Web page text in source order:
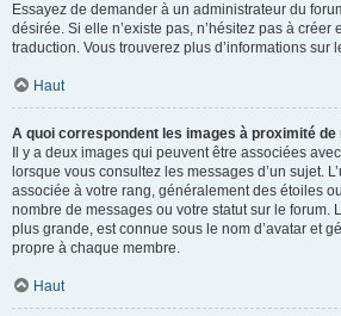
Essayez de demander à un administrateur du
désirée. Si elle n’existe pas, n’hésitez pas à créer
traduction. Vous trouverez plus d’informations sur
Haut
A quoi correspondent les images à proximité de
Il y a deux images qui peuvent être associées
lorsque vous consultez les messages d’un sujet.
associée à votre rang, généralement des étoiles
nombre de messages ou votre statut sur le forum.
plus grande, est connue sous le nom d’avatar et
propre à chaque membre.
Haut